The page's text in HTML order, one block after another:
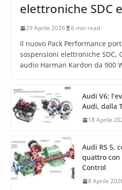
elettroniche SDC
29 Aprile 2026 6 min read
Il nuovo Pack Performance
sospensioni elettroniche SDC,
audio Harman Kardon da 900
Audi V6:
Audi, dalla
18 Aprile
Audi RS 5,
quattro con
Control
8 Aprile